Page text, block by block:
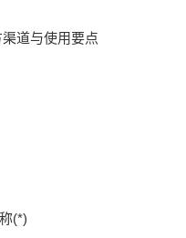
道与使用要点
(*)